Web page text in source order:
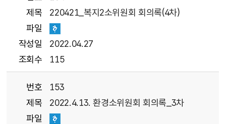
제목
220421_복지2소위원회 회의록(4차)
파일
작성일
2022.04.27
조회수
115
번호
153
제목
2022.4.13. 환경소위원회 회의록_3차
파일